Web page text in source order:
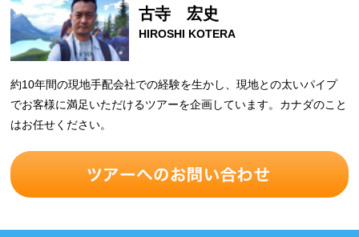
古寺 宏史
HIROSHI KOTERA
約10年間の現地手配会社での経験を生かし、現地との太いパイプ
でお客様に満足いただけるツアーを企画しています。カナダのこと
はお任せください。